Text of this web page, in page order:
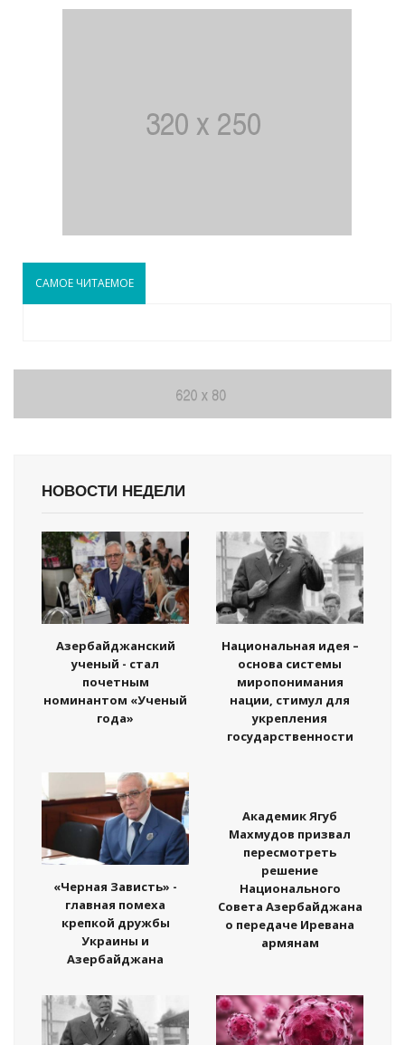
САМОЕ ЧИТАЕМОЕ
НОВОСТИ НЕДЕЛИ
Азербайджанский
ученый - стал
почетным
номинантом «Ученый
года»
Национальная идея –
основа системы
миропонимания
нации, стимул для
укрепления
государственности
«Черная Зависть» -
главная помеха
крепкой дружбы
Украины и
Азербайджана
Академик Ягуб
Махмудов призвал
пересмотреть
решение
Национального
Совета Азербайджана
о передаче Иревана
армянам